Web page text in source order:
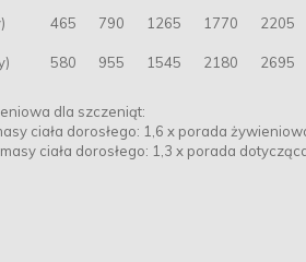
465 790 1265 1770 2205
580 955 1545 2180 2695
dla szczeniąt:
ciała dorosłego: 1,6 x porada
ciała dorosłego: 1,3 x porada